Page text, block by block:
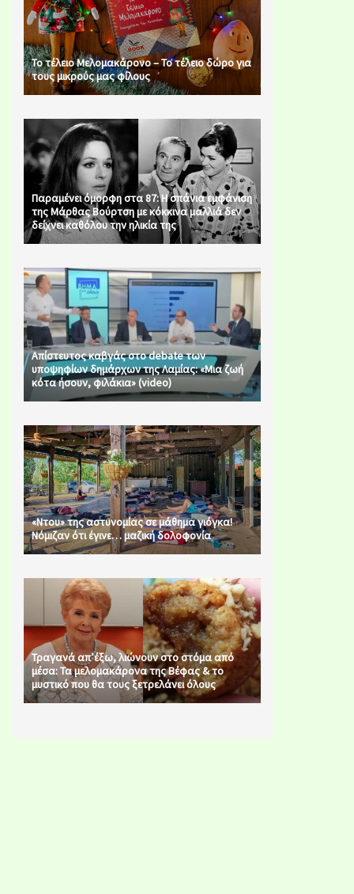
Το τέλειο Μελομακάρονο – Το τέλειο δώρο για
τους μικρούς μας φίλους
Παραμένει όμορφη στα 87: Η σπάνια εμφάνιση
της Μάρθας Βούρτση με κόκκινα μαλλιά δεν
δείχνει καθόλου την ηλικία της
Απίστευτος καβγάς στο debate των
υποψηφίων δημάρχων της Λαμίας: «Μια ζωή
κότα ήσουν, φιλάκια» (video)
«Ντου» της αστυνομίας σε μάθημα γιόγκα!
Νόμιζαν ότι έγινε… μαζική δολοφονία
Τραγανά απ’έξω, λιώνουν στο στόμα από
μέσα: Τα μελομακάρονα της Βέφας & το
μυστικό που θα τους ξετρελάνει όλους